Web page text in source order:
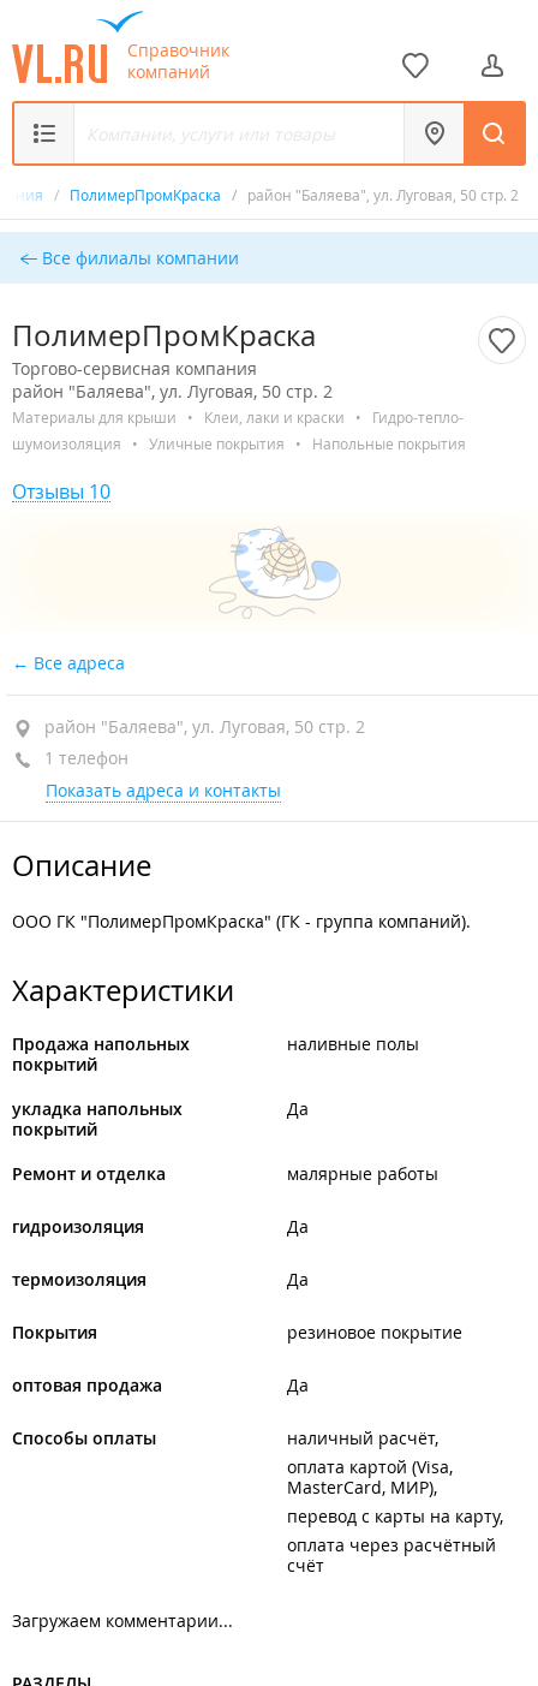
Справочник
компаний
/ ПолимерПромКраска / район "Баляева", ул. Луговая, 50 стр. 2
Все филиалы компании
ПолимерПромКраска
Торгово-сервисная компания
район "Баляева", ул. Луговая, 50 стр. 2
Материалы для крыши • Клеи, лаки и краски •
Гидро-тепло-
шумоизоляция
• Уличные покрытия • Напольные покрытия
Отзывы 10
Все адреса
район "Баляева", ул. Луговая, 50 стр. 2
1 телефон
Показать адреса и контакты
Описание
ООО ГК "ПолимерПромКраска" (ГК - группа компаний).
Характеристики
Продажа напольных
покрытий
наливные полы
укладка напольных
покрытий
Да
Ремонт и отделка малярные работы
гидроизоляция Да
термоизоляция Да
Покрытия резиновое покрытие
оптовая продажа Да
Способы оплаты
наличный расчёт
оплата картой (Visa,
MasterCard, МИР)
перевод с карты на карту
оплата через расчётный
счёт
Загружаем комментарии...